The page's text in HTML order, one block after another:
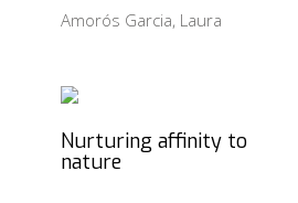
Amorós Garcia, Laura
Nurturing affinity to
nature